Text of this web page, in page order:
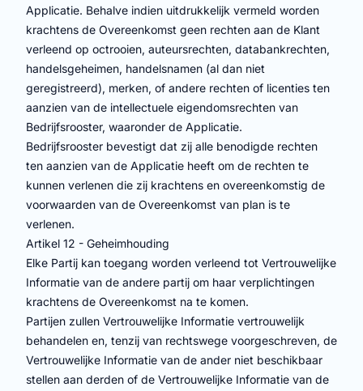
Applicatie. Behalve indien uitdrukkelijk vermeld worden
krachtens de Overeenkomst geen rechten aan de Klant
verleend op octrooien, auteursrechten, databankrechten,
handelsgeheimen, handelsnamen (al dan niet
geregistreerd), merken, of andere rechten of licenties ten
aanzien van de intellectuele eigendomsrechten van
Bedrijfsrooster, waaronder de Applicatie.
Bedrijfsrooster bevestigt dat zij alle benodigde rechten
ten aanzien van de Applicatie heeft om de rechten te
kunnen verlenen die zij krachtens en overeenkomstig de
voorwaarden van de Overeenkomst van plan is te
verlenen.
Artikel 12 - Geheimhouding
Elke Partij kan toegang worden verleend tot Vertrouwelijke
Informatie van de andere partij om haar verplichtingen
krachtens de Overeenkomst na te komen.
Partijen zullen Vertrouwelijke Informatie vertrouwelijk
behandelen en, tenzij van rechtswege voorgeschreven, de
Vertrouwelijke Informatie van de ander niet beschikbaar
stellen aan derden of de Vertrouwelijke Informatie van de